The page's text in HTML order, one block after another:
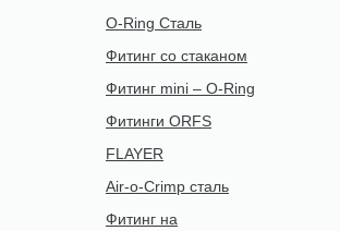
O-Ring Сталь
Фитинг со стаканом
Фитинг mini – O-Ring
Фитинги ORFS
FLAYER
Air-o-Crimp сталь
Фитинг на